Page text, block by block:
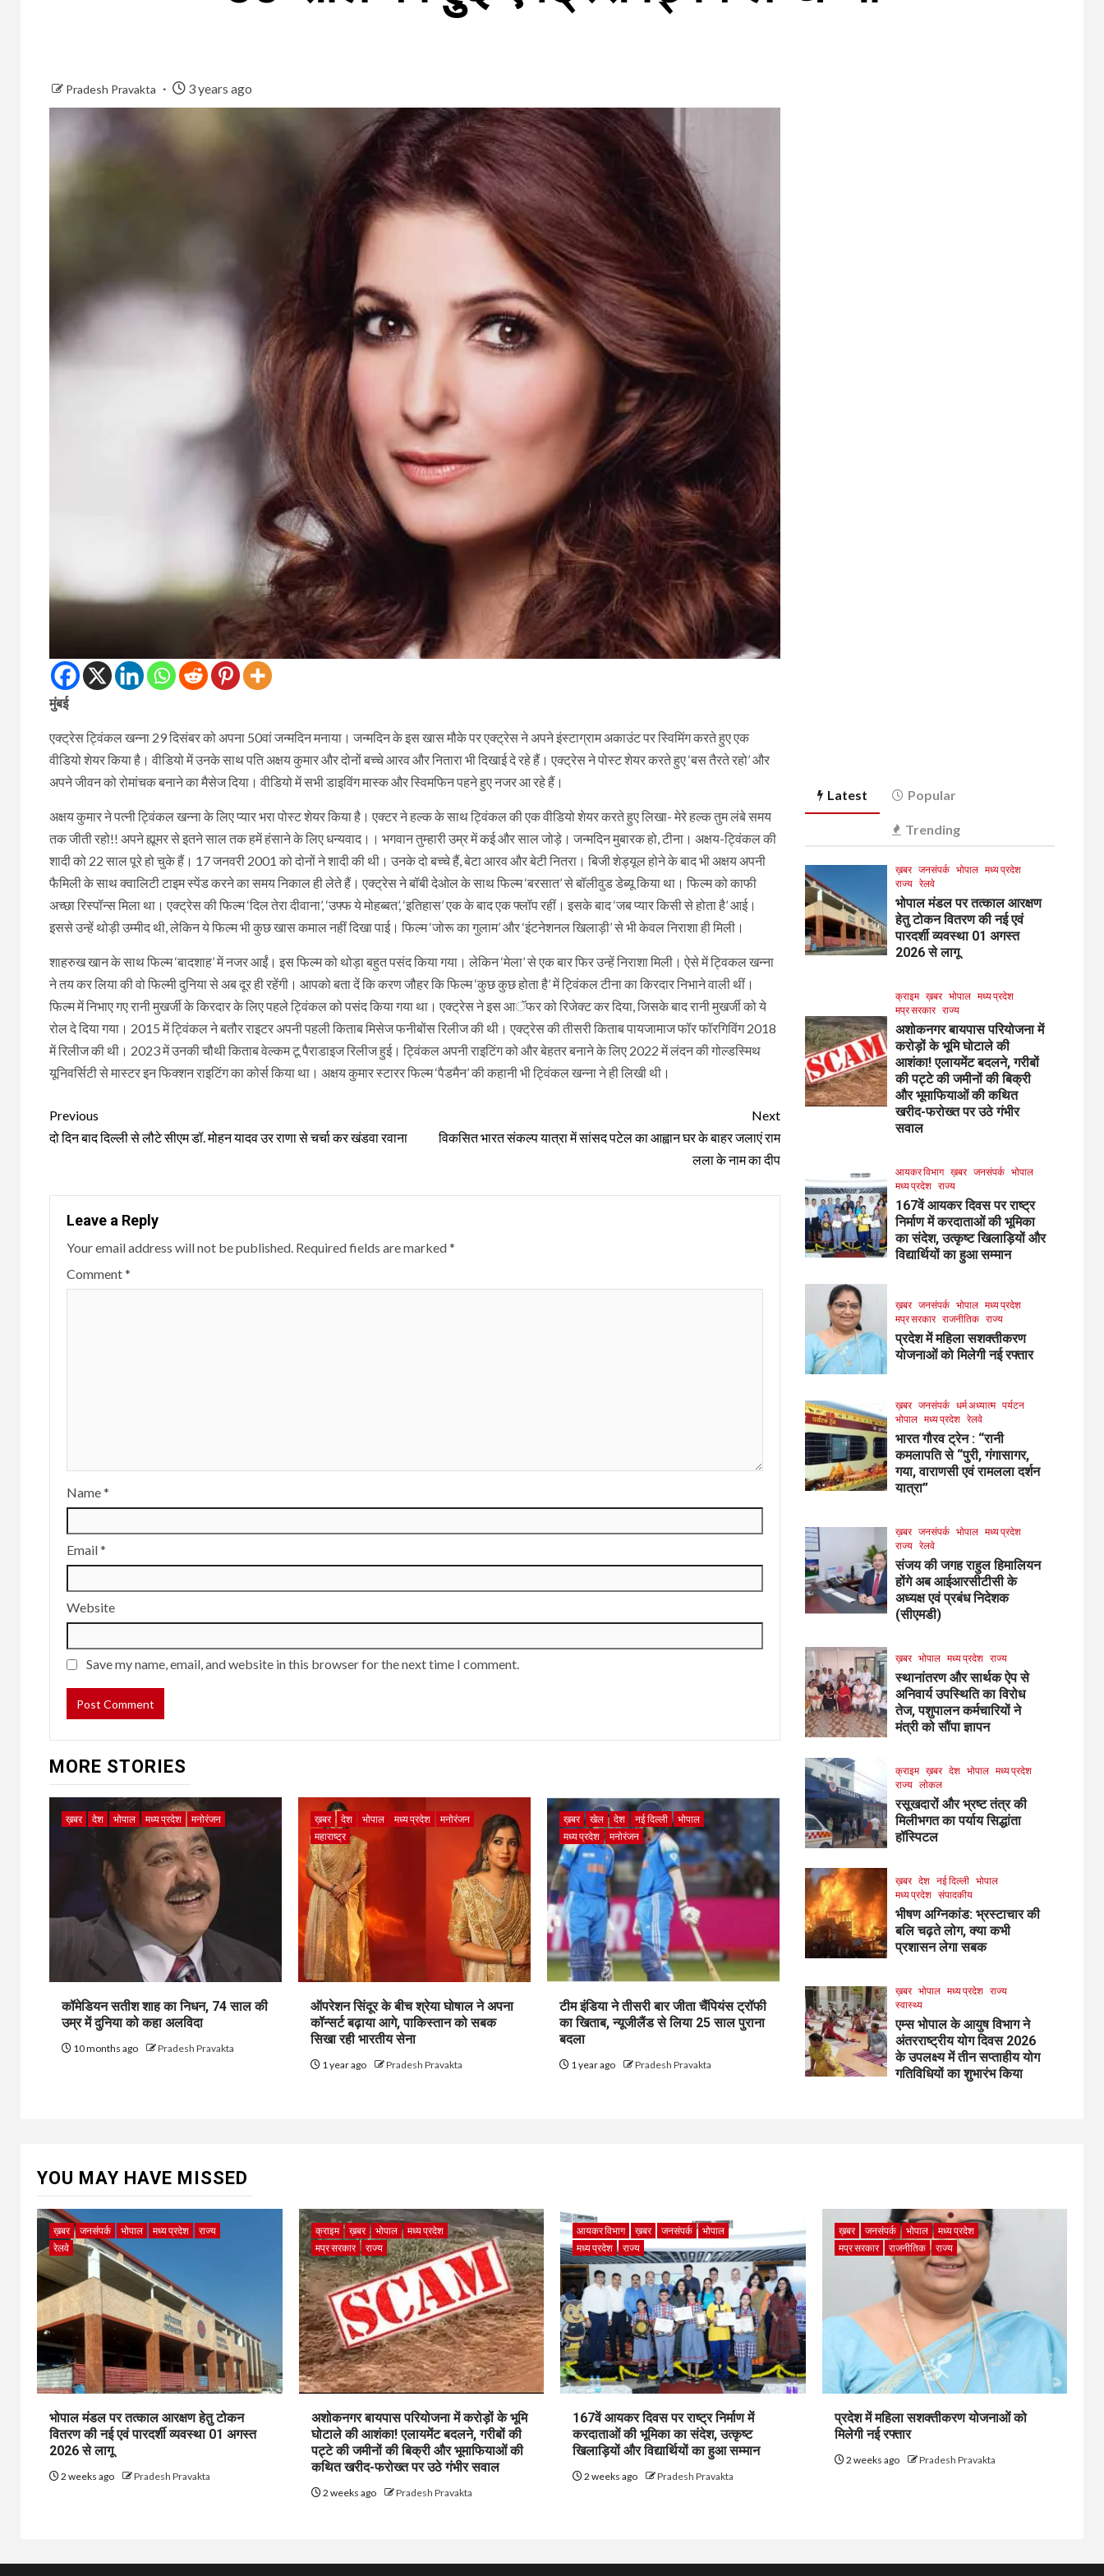
Pradesh Pravakta 3 years ago
मुंबई
एक्ट्रेस ट्विंकल खन्ना 29 दिसंबर को अपना 50वां जन्मदिन मनाया। जन्मदिन के इस खास मौके पर एक्ट्रेस ने अपने इंस्टाग्राम अकाउंट पर स्विमिंग करते हुए एक
वीडियो शेयर किया है। वीडियो में उनके साथ पति अक्षय कुमार और दोनों बच्चे आरव और नितारा भी दिखाई दे रहे हैं। एक्ट्रेस ने पोस्ट शेयर करते हुए ‘बस तैरते रहो’ और
अपने जीवन को रोमांचक बनाने का मैसेज दिया। वीडियो में सभी डाइविंग मास्क और स्विमफिन पहने हुए नजर आ रहे हैं।
अक्षय कुमार ने पत्नी ट्विंकल खन्ना के लिए प्यार भरा पोस्ट शेयर किया है। एक्टर ने हल्क के साथ ट्विंकल की एक वीडियो शेयर करते हुए लिखा- मेरे हल्क तुम लंबे समय
तक जीती रहो!! अपने ह्यूमर से इतने साल तक हमें हंसाने के लिए धन्यवाद।। भगवान तुम्हारी उम्र में कई और साल जोड़े। जन्मदिन मुबारक हो, टीना। अक्षय-ट्विंकल की
शादी को 22 साल पूरे हो चुके हैं। 17 जनवरी 2001 को दोनों ने शादी की थी। उनके दो बच्चे हैं, बेटा आरव और बेटी नितरा। बिजी शेड्यूल होने के बाद भी अक्षय अपनी
फैमिली के साथ क्वालिटी टाइम स्पेंड करने का समय निकाल ही लेते हैं। एक्ट्रेस ने बॉबी देओल के साथ फिल्म ‘बरसात’ से बॉलीवुड डेब्यू किया था। फिल्म को काफी
अच्छा रिस्पॉन्स मिला था। एक्ट्रेस की फिल्म ‘दिल तेरा दीवाना’, ‘उफ्फ ये मोहब्बत’, ‘इतिहास’ एक के बाद एक फ्लॉप रहीं। इसके बाद ‘जब प्यार किसी से होता है’ आई।
इससे उन्हें थोड़ी उम्मीद थी, लेकिन ये फिल्म भी कुछ खास कमाल नहीं दिखा पाई। फिल्म ‘जोरू का गुलाम’ और ‘इंटनेशनल खिलाड़ी’ से भी केवल निराशा ही मिली।
शाहरुख खान के साथ फिल्म ‘बादशाह’ में नजर आईं। इस फिल्म को थोड़ा बहुत पसंद किया गया। लेकिन ‘मेला’ से एक बार फिर उन्हें निराशा मिली। ऐसे में ट्विकल खन्ना
ने तय कर लिया की वो फिल्मी दुनिया से अब दूर ही रहेंगी। आपको बता दें कि करण जौहर कि फिल्म ‘कुछ कुछ होता है’ में ट्विंकल टीना का किरदार निभाने वाली थीं।
फिल्म में निभाए गए रानी मुखर्जी के किरदार के लिए पहले ट्विंकल को पसंद किया गया था। एक्ट्रेस ने इस आॅफर को रिजेक्ट कर दिया, जिसके बाद रानी मुखर्जी को ये
रोल दे दिया गया। 2015 में ट्विंकल ने बतौर राइटर अपनी पहली किताब मिसेज फनीबोंस रिलीज की थी। एक्ट्रेस की तीसरी किताब पायजामाज फॉर फॉरगिविंग 2018
में रिलीज की थी। 2023 में उनकी चौथी किताब वेल्कम टू पैराडाइज रिलीज हुई। ट्विंकल अपनी राइटिंग को और बेहतर बनाने के लिए 2022 में लंदन की गोल्डस्मिथ
यूनिवर्सिटी से मास्टर इन फिक्शन राइटिंग का कोर्स किया था। अक्षय कुमार स्टारर फिल्म ‘पैडमैन’ की कहानी भी ट्विंकल खन्ना ने ही लिखी थी।
Continue
Reading
Previous
दो दिन बाद दिल्ली से लौटे सीएम डॉ. मोहन यादव उर राणा से चर्चा कर खंडवा रवाना
Next
विकसित भारत संकल्प यात्रा में सांसद पटेल का आह्वान घर के बाहर जलाएं राम
लला के नाम का दीप
Leave a Reply
Your email address will not be published. Required fields are marked*
Comment*
Name*
Email*
Website
Save my name, email, and website in this browser for the next time I comment.
MORE STORIES
ख़बर देश भोपाल मध्य प्रदेश मनोरंजन
कॉमेडियन सतीश शाह का निधन, 74 साल की
उम्र में दुनिया को कहा अलविदा
10 months ago Pradesh Pravakta
ख़बर देश भोपाल मध्य प्रदेश
मनोरंजन
महाराष्ट्र
ऑपरेशन सिंदूर के बीच श्रेया घोषाल ने अपना
कॉन्सर्ट बढ़ाया आगे, पाकिस्तान को सबक
सिखा रही भारतीय सेना
1 year ago Pradesh Pravakta
ख़बर खेल देश नई दिल्ली
भोपाल
मध्य प्रदेश
मनोरंजन
टीम इंडिया ने तीसरी बार जीता चैंपियंस ट्रॉफी
का खिताब, न्यूजीलैंड से लिया 25 साल पुराना
बदला
1 year ago Pradesh Pravakta
Latest Popular
Trending
ख़बर जनसंपर्क भोपाल मध्य प्रदेश
राज्य रेलवे
भोपाल मंडल पर तत्काल आरक्षण
हेतु टोकन वितरण की नई एवं
पारदर्शी व्यवस्था 01 अगस्त
2026 से लागू
क्राइम ख़बर भोपाल मध्य प्रदेश
मप्र सरकार राज्य
अशोकनगर बायपास परियोजना में
करोड़ों के भूमि घोटाले की
आशंका! एलायमेंट बदलने, गरीबों
की पट्टे की जमीनों की बिक्री
और भूमाफियाओं की कथित
खरीद-फरोख्त पर उठे गंभीर
सवाल
आयकर विभाग ख़बर जनसंपर्क भोपाल
मध्य प्रदेश राज्य
167वें आयकर दिवस पर राष्ट्र
निर्माण में करदाताओं की भूमिका
का संदेश, उत्कृष्ट खिलाड़ियों और
विद्यार्थियों का हुआ सम्मान
ख़बर जनसंपर्क भोपाल मध्य प्रदेश
मप्र सरकार राजनीतिक राज्य
प्रदेश में महिला सशक्तीकरण
योजनाओं को मिलेगी नई रफ्तार
ख़बर जनसंपर्क धर्म अध्यात्म पर्यटन
भोपाल मध्य प्रदेश रेलवे
भारत गौरव ट्रेन : “रानी
कमलापति से “पुरी, गंगासागर,
गया, वाराणसी एवं रामलला दर्शन
यात्रा”
ख़बर जनसंपर्क भोपाल मध्य प्रदेश
राज्य रेलवे
संजय की जगह राहुल हिमालियन
होंगे अब आईआरसीटीसी के
अध्यक्ष एवं प्रबंध निदेशक
(सीएमडी)
ख़बर भोपाल मध्य प्रदेश राज्य
स्थानांतरण और सार्थक ऐप से
अनिवार्य उपस्थिति का विरोध
तेज, पशुपालन कर्मचारियों ने
मंत्री को सौंपा ज्ञापन
क्राइम ख़बर देश भोपाल मध्य प्रदेश
राज्य लोकल
रसूखदारों और भ्रष्ट तंत्र की
मिलीभगत का पर्याय सिद्धांता
हॉस्पिटल
ख़बर देश नई दिल्ली भोपाल
मध्य प्रदेश संपादकीय
भीषण अग्निकांड: भ्रस्टाचार की
बलि चढ़ते लोग, क्या कभी
प्रशासन लेगा सबक
ख़बर भोपाल मध्य प्रदेश राज्य
स्वास्थ्य
एम्स भोपाल के आयुष विभाग ने
अंतरराष्ट्रीय योग दिवस 2026
के उपलक्ष्य में तीन सप्ताहीय योग
गतिविधियों का शुभारंभ किया
YOU MAY HAVE MISSED
ख़बर जनसंपर्क भोपाल मध्य प्रदेश
राज्य
रेलवे
भोपाल मंडल पर तत्काल आरक्षण हेतु टोकन
वितरण की नई एवं पारदर्शी व्यवस्था 01 अगस्त
2026 से लागू
2 weeks ago Pradesh Pravakta
क्राइम ख़बर भोपाल
मध्य प्रदेश
मप्र सरकार
राज्य
अशोकनगर बायपास परियोजना में करोड़ों के भूमि
घोटाले की आशंका! एलायमेंट बदलने, गरीबों की
पट्टे की जमीनों की बिक्री और भूमाफियाओं की
कथित खरीद-फरोख्त पर उठे गंभीर सवाल
2 weeks ago Pradesh Pravakta
आयकर विभाग ख़बर जनसंपर्क
भोपाल
मध्य प्रदेश
राज्य
167वें आयकर दिवस पर राष्ट्र निर्माण में
करदाताओं की भूमिका का संदेश, उत्कृष्ट
खिलाड़ियों और विद्यार्थियों का हुआ सम्मान
2 weeks ago Pradesh Pravakta
ख़बर जनसंपर्क भोपाल
मध्य प्रदेश
मप्र सरकार
राजनीतिक राज्य
प्रदेश में महिला सशक्तीकरण योजनाओं को
मिलेगी नई रफ्तार
2 weeks ago Pradesh Pravakta